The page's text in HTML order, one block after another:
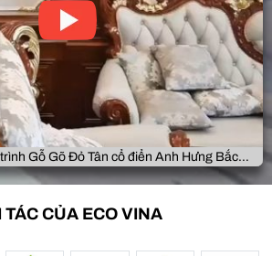
Gỗ Gõ Đỏ Tân cổ điển Anh Hưng Bắc
Giang
TÁC CỦA ECO VINA